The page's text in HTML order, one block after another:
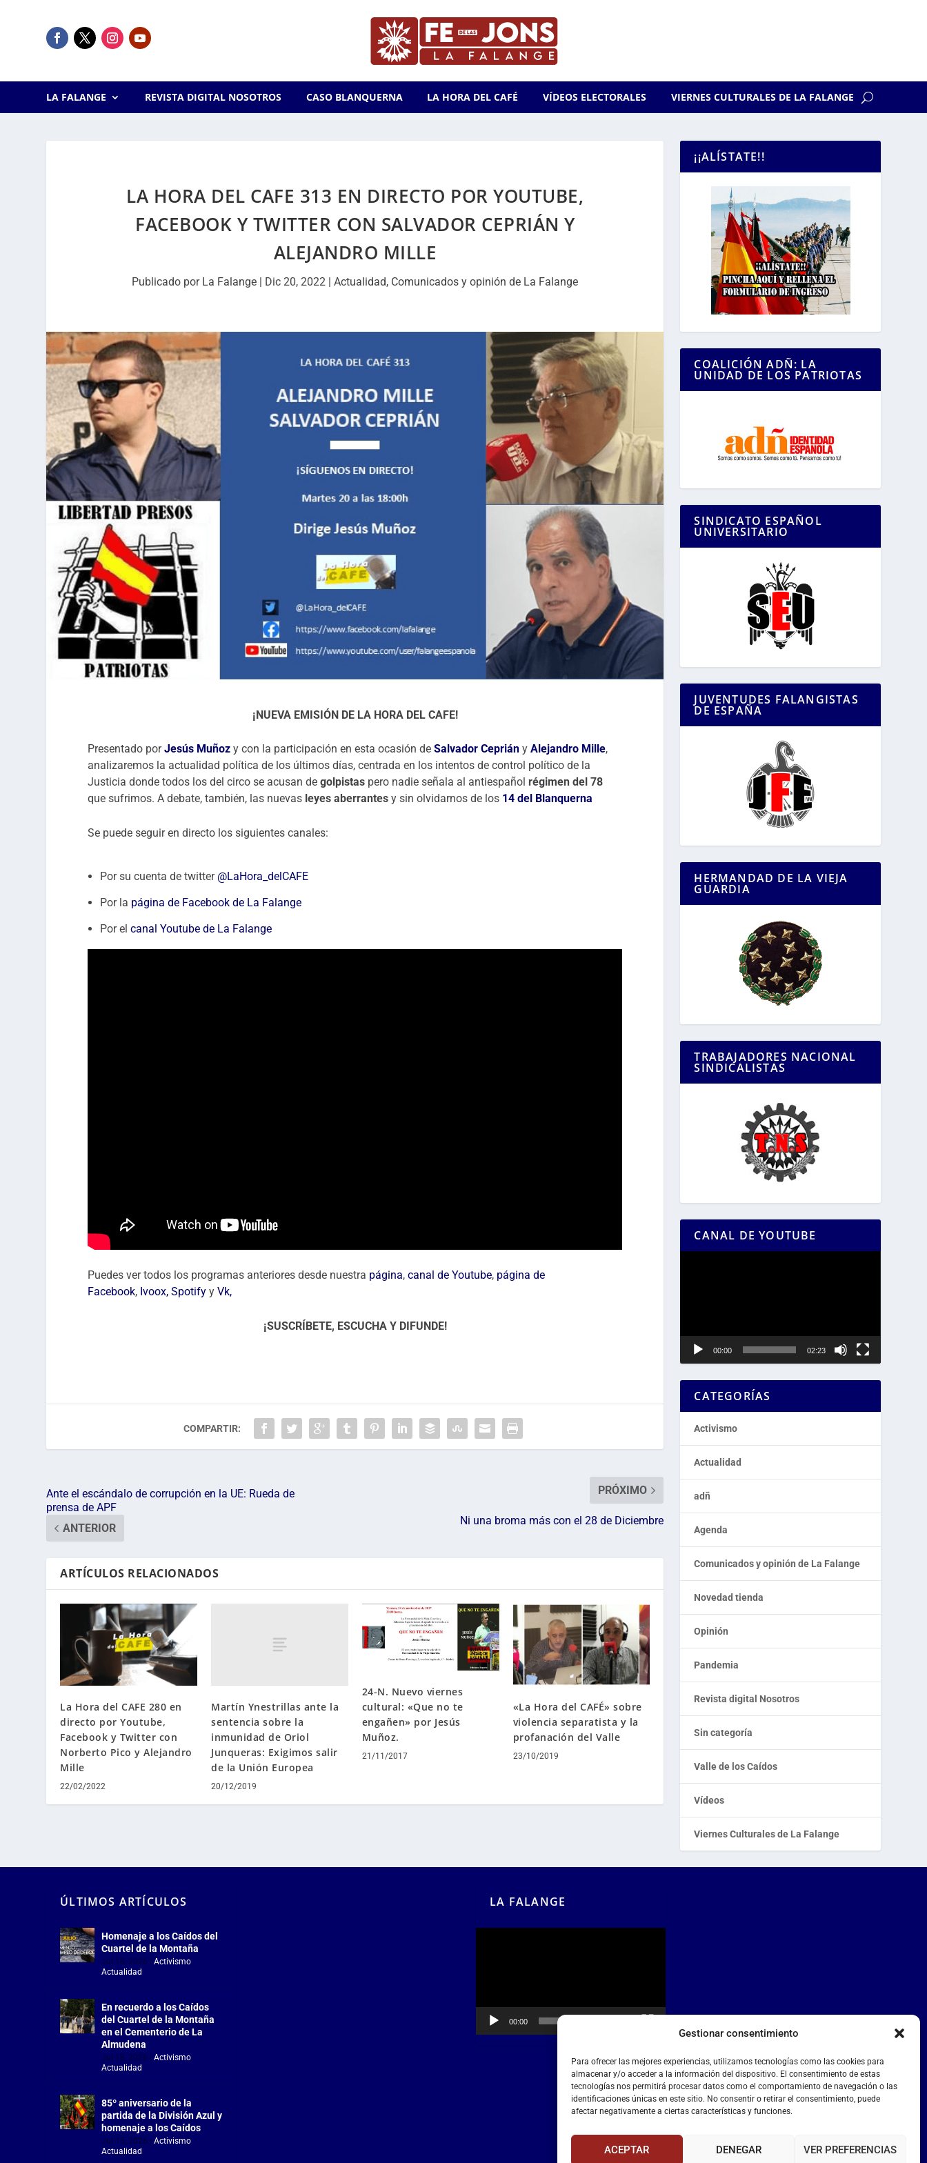
Gestionar consentimiento
Para ofrecer las mejores experiencias, utilizamos tecnologías como las cookies para
almacenar y/o acceder a la información del dispositivo. El consentimiento de estas
tecnologías nos permitirá procesar datos como el comportamiento de navegación o las
identificaciones únicas en este sitio. No consentir o retirar el consentimiento, puede
afectar negativamente a ciertas características y funciones.
ACEPTAR DENEGAR VER PREFERENCIAS
LA FALANGE REVISTA DIGITAL NOSOTROS CASO BLANQUERNA LA HORA DEL CAFÉ VÍDEOS ELECTORALES VIERNES CULTURALES DE LA FALANGE
LA HORA DEL CAFE 313 EN DIRECTO POR YOUTUBE,
FACEBOOK Y TWITTER CON SALVADOR CEPRIÁN Y
ALEJANDRO MILLE
Publicado por La Falange | Dic 20, 2022 |Actualidad, Comunicados y opinión de La Falange
¡NUEVA EMISIÓN DE LA HORA DEL CAFE!
Presentado porJesús Muñoz y con la participación en esta ocasión deSalvador Ceprián yAlejandro Mille,
analizaremos la actualidad política de los últimos días, centrada en los intentos de control político de la
Justicia donde todos los del circo se acusan degolpistas pero nadie señala al antiespañolrégimen del 78
que sufrimos. A debate, también, las nuevas leyes aberrantes y sin olvidarnos de los 14 del Blanquerna
Se puede seguir en directo los siguientes canales:
Por su cuenta de twitter @LaHora_delCAFE
Por la página de Facebook de La Falange
Por elcanal Youtube de La Falange
Puedes ver todos los programas anteriores desde nuestra página,canal de Youtube, página de
Facebook, Ivoox, Spotify yVk,
¡SUSCRÍBETE, ESCUCHA Y DIFUNDE!
COMPARTIR:
Ante el escándalo de corrupción en la UE: Rueda de
prensa de APF
ANTERIOR
PRÓXIMO
Ni una broma más con el 28 de Diciembre
ARTÍCULOS RELACIONADOS
La Hora del CAFE 280 en
directo por Youtube,
Facebook y Twitter con
Norberto Pico y Alejandro
Mille
22/02/2022
Martín Ynestrillas ante la
sentencia sobre la
inmunidad de Oriol
Junqueras: Exigimos salir
de la Unión Europea
20/12/2019
24-N. Nuevo viernes
cultural: «Que no te
engañen» por Jesús
Muñoz.
21/11/2017
«La Hora del CAFÉ» sobre
violencia separatista y la
profanación del Valle
23/10/2019
¡¡ALÍSTATE!!
COALICIÓN ADÑ: LA
UNIDAD DE LOS PATRIOTAS
SINDICATO ESPAÑOL
UNIVERSITARIO
JUVENTUDES FALANGISTAS
DE ESPAÑA
HERMANDAD DE LA VIEJA
GUARDIA
TRABAJADORES NACIONAL
SINDICALISTAS
CANAL DE YOUTUBE
00:00 02:23
CATEGORÍAS
Activismo
Actualidad
adñ
Agenda
Comunicados y opinión de La Falange
Novedad tienda
Opinión
Pandemia
Revista digital Nosotros
Sin categoría
Valle de los Caídos
Vídeos
Viernes Culturales de La Falange
ÚLTIMOS ARTÍCULOS
Homenaje a los Caídos del
Cuartel de la Montaña
Jul 18, 2026 |Activismo,
Actualidad
En recuerdo a los Caídos
del Cuartel de la Montaña
en el Cementerio de La
Almudena
Jul 18, 2026 |Activismo,
Actualidad
85º aniversario de la
partida de la División Azul y
homenaje a los Caídos
Jul 15, 2026 |Activismo,
Actualidad
LA FALANGE
00:00